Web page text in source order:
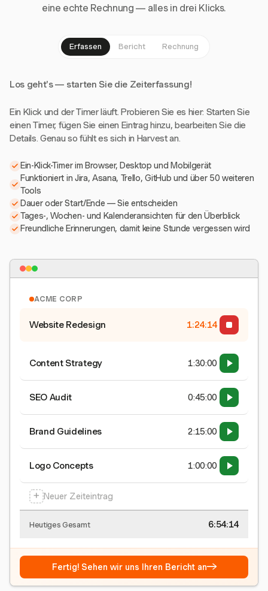
eine echte Rechnung — alles in drei Klicks.
Erfassen Bericht Rechnung
Los geht's — starten Sie die Zeiterfassung!
Ein Klick und der Timer läuft. Probieren Sie es hier: Starten Sie
einen Timer, fügen Sie einen Eintrag hinzu, bearbeiten Sie die
Details. Genau so fühlt es sich in Harvest an.
Ein-Klick-Timer im Browser, Desktop und Mobilgerät
Funktioniert in Jira, Asana, Trello, GitHub und über 50 weiteren
Tools
Dauer oder Start/Ende — Sie entscheiden
Tages-, Wochen- und Kalenderansichten für den Überblick
Freundliche Erinnerungen, damit keine Stunde vergessen wird
ACME CORP
Website Redesign 1:24:15
Content Strategy 1:30:00
SEO Audit 0:45:00
Brand Guidelines 2:15:00
Logo Concepts 1:00:00
+ Neuer Zeiteintrag
Heutiges Gesamt 6:54:15
Fertig! Sehen wir uns Ihren Bericht an→